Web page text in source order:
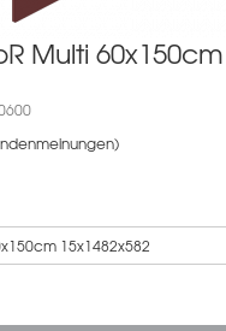
Multi 60x150cm
15x1482x582